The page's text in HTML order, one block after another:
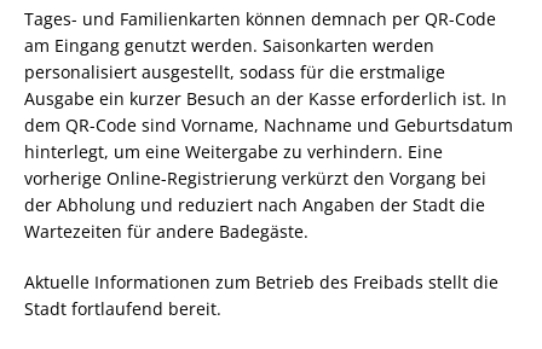
Tages- und Familienkarten können demnach per QR-Code
am Eingang genutzt werden. Saisonkarten werden
personalisiert ausgestellt, sodass für die erstmalige
Ausgabe ein kurzer Besuch an der Kasse erforderlich ist. In
dem QR-Code sind Vorname, Nachname und Geburtsdatum
hinterlegt, um eine Weitergabe zu verhindern. Eine
vorherige Online-Registrierung verkürzt den Vorgang bei
der Abholung und reduziert nach Angaben der Stadt die
Wartezeiten für andere Badegäste.
Aktuelle Informationen zum Betrieb des Freibads stellt die
Stadt fortlaufend bereit.